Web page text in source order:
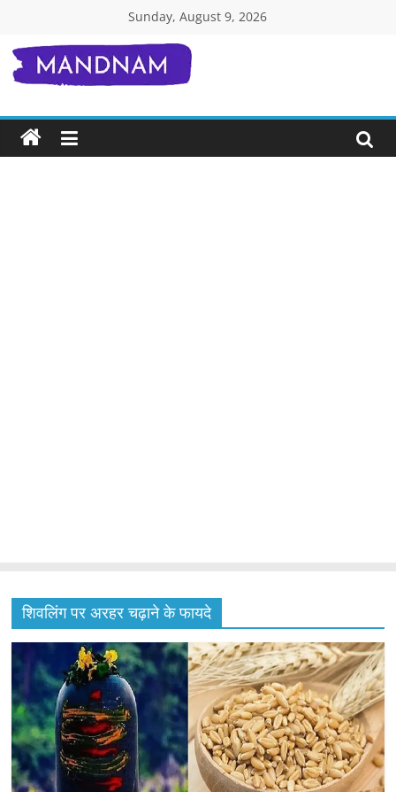
content
Sunday, August 9, 2026
Mandnam.com
जाने
एक-
शिवलिंग पर अरहर चढ़ाने के फायदे